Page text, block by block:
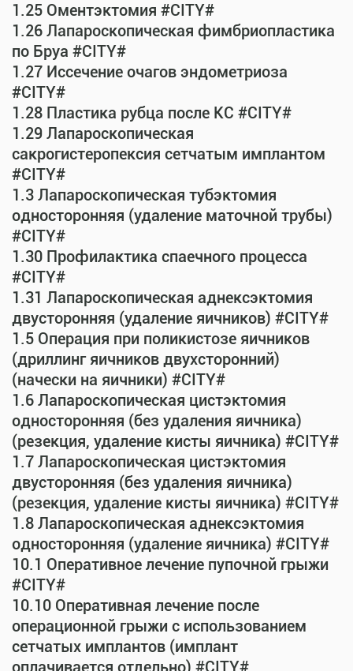
1.25 Оментэктомия #CITY#
1.26 Лапароскопическая фимбриопластика
по Бруа #CITY#
1.27 Иссечение очагов эндометриоза
#CITY#
1.28 Пластика рубца после КС #CITY#
1.29 Лапароскопическая
сакрогистеропексия сетчатым имплантом
#CITY#
1.3 Лапароскопическая тубэктомия
односторонняя (удаление маточной трубы)
#CITY#
1.30 Профилактика спаечного процесса
#CITY#
1.31 Лапароскопическая аднексэктомия
двусторонняя (удаление яичников) #CITY#
1.5 Операция при поликистозе яичников
(дриллинг яичников двухсторонний)
(начески на яичники) #CITY#
1.6 Лапароскопическая цистэктомия
односторонняя (без удаления яичника)
(резекция, удаление кисты яичника) #CITY#
1.7 Лапароскопическая цистэктомия
двусторонняя (без удаления яичника)
(резекция, удаление кисты яичника) #CITY#
1.8 Лапароскопическая аднексэктомия
односторонняя (удаление яичника) #CITY#
10.1 Оперативное лечение пупочной грыжи
#CITY#
10.10 Оперативная лечение после
операционной грыжи с использованием
сетчатых имплантов (имплант
оплачивается отдельно) #CITY#